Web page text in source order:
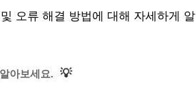
오류 해결 방법에 대해 자세하게 알
아보세요. 💡